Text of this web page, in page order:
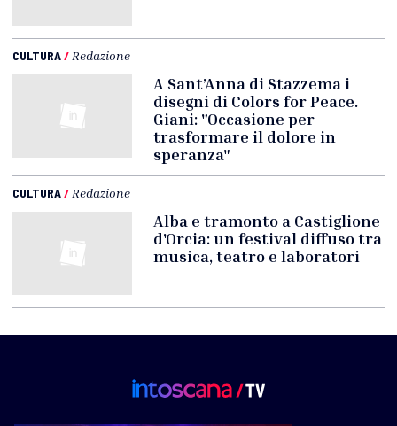
CULTURA/Redazione
A Sant’Anna di Stazzema i
disegni di Colors for Peace.
Giani: "Occasione per
trasformare il dolore in
speranza"
CULTURA/Redazione
Alba e tramonto a Castiglione
d'Orcia: un festival diffuso tra
musica, teatro e laboratori